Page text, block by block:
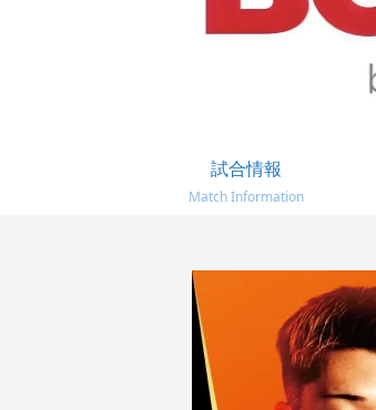
試合情報
Match Information